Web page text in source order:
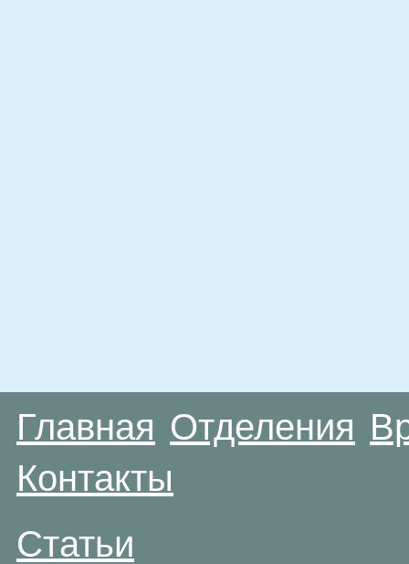
Главная Отделения
Контакты
Статьи